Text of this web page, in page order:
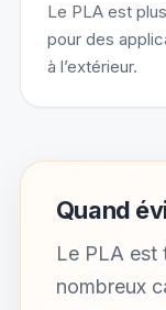
Le PLA est
pour des
à l’extérieur.
Quand
Le PLA est
nombreux